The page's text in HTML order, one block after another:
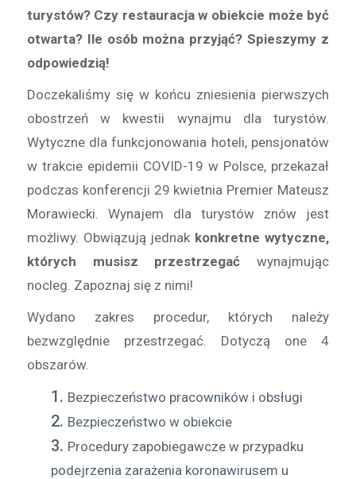
turystów? Czy restauracja w obiekcie może być
otwarta? Ile osób można przyjąć? Spieszymy z
odpowiedzią!
Doczekaliśmy się w końcu zniesienia pierwszych
obostrzeń w kwestii wynajmu dla turystów.
Wytyczne dla funkcjonowania hoteli, pensjonatów
w trakcie epidemii COVID-19 w Polsce, przekazał
podczas konferencji 29 kwietnia Premier Mateusz
Morawiecki. Wynajem dla turystów znów jest
możliwy. Obwiązują jednak konkretne wytyczne,
których musisz przestrzegaćwynajmując
nocleg. Zapoznaj się z nimi!
Wydano zakres procedur, których należy
bezwzględnie przestrzegać. Dotyczą one 4
obszarów.
Bezpieczeństwo pracowników i obsługi
Bezpieczeństwo w obiekcie
Procedury zapobiegawcze w przypadku
podejrzenia zarażenia koronawirusem u